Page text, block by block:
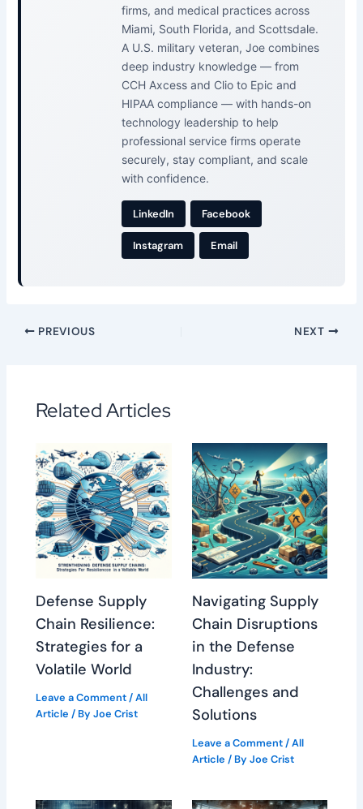
firms, and medical practices across
Miami, South Florida, and Scottsdale.
A U.S. military veteran, Joe combines
deep industry knowledge — from
CCH Axcess and Clio to Epic and
HIPAA compliance — with hands-on
technology leadership to help
professional service firms operate
securely, stay compliant, and scale
with confidence.
LinkedIn Facebook
Instagram Email
PREVIOUS NEXT
Related Articles
Defense Supply
Chain Resilience:
Strategies for a
Volatile World
Leave a Comment/All
Article / ByJoe Crist
Navigating Supply
Chain Disruptions
in the Defense
Industry:
Challenges and
Solutions
Leave a Comment /All
Article / By Joe Crist